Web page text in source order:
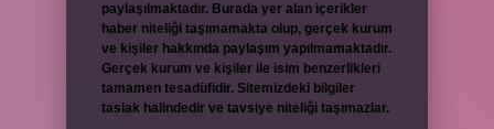
paylaşılmaktadır. Burada yer alan içerikler
haber niteliği taşımamakta olup, gerçek kurum
ve kişiler hakkında paylaşım yapılmamaktadır.
Gerçek kurum ve kişiler ile isim benzerlikleri
tamamen tesadüfidir. Sitemizdeki bilgiler
taslak halindedir ve tavsiye niteliği taşımazlar.